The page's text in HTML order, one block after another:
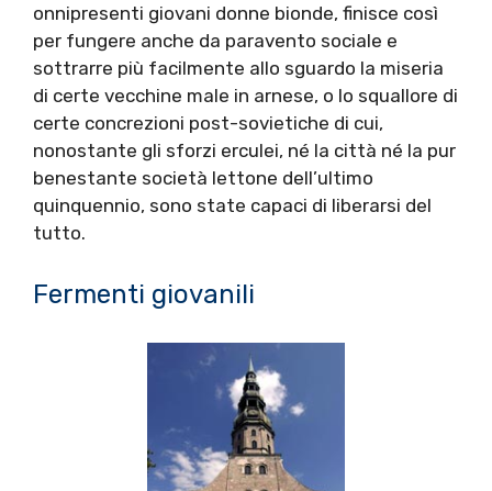
onnipresenti giovani donne bionde, finisce così
per fungere anche da paravento sociale e
sottrarre più facilmente allo sguardo la miseria
di certe vecchine male in arnese, o lo squallore di
certe concrezioni post-sovietiche di cui,
nonostante gli sforzi erculei, né la città né la pur
benestante società lettone dell’ultimo
quinquennio, sono state capaci di liberarsi del
tutto.
Fermenti giovanili